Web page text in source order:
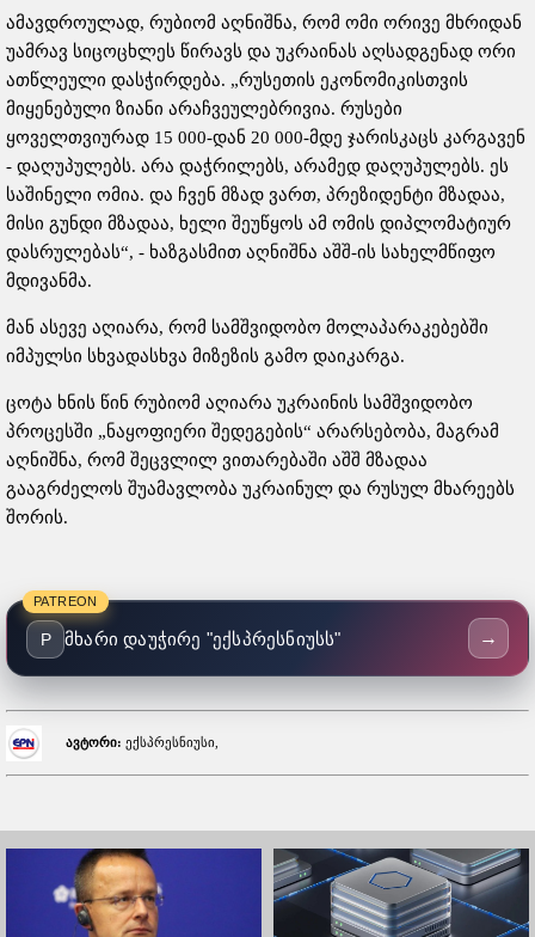
ამავდროულად, რუბიომ აღნიშნა, რომ ომი ორივე მხრიდან
უამრავ სიცოცხლეს წირავს და უკრაინას აღსადგენად ორი
ათწლეული დასჭირდება. „რუსეთის ეკონომიკისთვის
მიყენებული ზიანი არაჩვეულებრივია. რუსები
ყოველთვიურად 15 000-დან 20 000-მდე ჯარისკაცს კარგავენ
- დაღუპულებს. არა დაჭრილებს, არამედ დაღუპულებს. ეს
საშინელი ომია. და ჩვენ მზად ვართ, პრეზიდენტი მზადაა,
მისი გუნდი მზადაა, ხელი შეუწყოს ამ ომის დიპლომატიურ
დასრულებას“, - ხაზგასმით აღნიშნა აშშ-ის სახელმწიფო
მდივანმა.
მან ასევე აღიარა, რომ სამშვიდობო მოლაპარაკებებში
იმპულსი სხვადასხვა მიზეზის გამო დაიკარგა.
ცოტა ხნის წინ რუბიომ აღიარა უკრაინის სამშვიდობო
პროცესში „ნაყოფიერი შედეგების“ არარსებობა, მაგრამ
აღნიშნა, რომ შეცვლილ ვითარებაში აშშ მზადაა
გააგრძელოს შუამავლობა უკრაინულ და რუსულ მხარეებს
შორის.
PATREON
P მხარი დაუჭირე "ექსპრესნიუსს" →
ავტორი: ექსპრესნიუსი,